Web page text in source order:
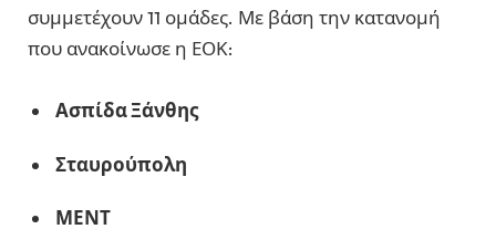
συμμετέχουν 11 ομάδες. Με βάση την κατανομή
που ανακοίνωσε η ΕΟΚ:
Ασπίδα Ξάνθης
Σταυρούπολη
ΜΕΝΤ